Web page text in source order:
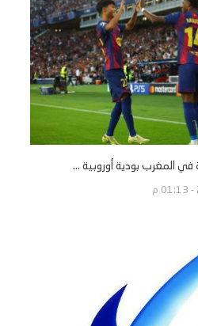
في المغرب بودية أوروبية ...